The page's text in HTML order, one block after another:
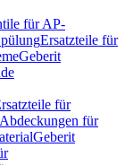
für AP-
Ersatzteile für
Geberit
für
Abdeckungen für
Geberit